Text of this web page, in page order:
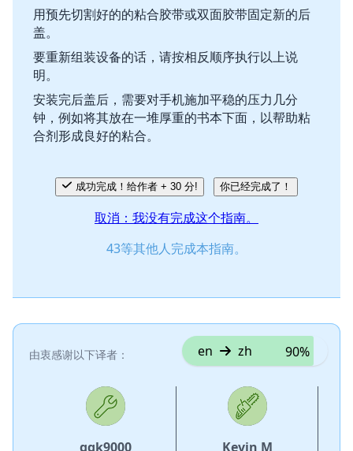
用预先切割好的的粘合胶带或双面胶带固定新的后
盖。
要重新组装设备的话，请按相反顺序执行以上说
明。
安装完后盖后，需要对手机施加平稳的压力几分
钟，例如将其放在一堆厚重的书本下面，以帮助粘
合剂形成良好的粘合。
成功完成！给作者 + 30 分! 你已经完成了！
取消：我没有完成这个指南。
43等其他人完成本指南。
由衷感谢以下译者： en zh 90%
gqk9000 Kevin M